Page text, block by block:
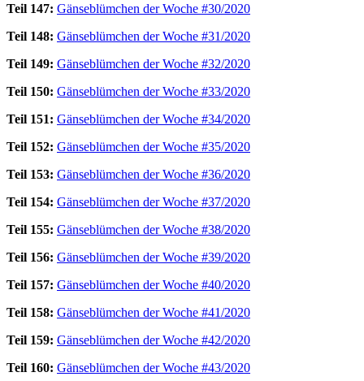
Teil 147: Gänseblümchen der Woche #30/2020
Teil 148: Gänseblümchen der Woche #31/2020
Teil 149: Gänseblümchen der Woche #32/2020
Teil 150: Gänseblümchen der Woche #33/2020
Teil 151: Gänseblümchen der Woche #34/2020
Teil 152: Gänseblümchen der Woche #35/2020
Teil 153: Gänseblümchen der Woche #36/2020
Teil 154: Gänseblümchen der Woche #37/2020
Teil 155: Gänseblümchen der Woche #38/2020
Teil 156: Gänseblümchen der Woche #39/2020
Teil 157: Gänseblümchen der Woche #40/2020
Teil 158: Gänseblümchen der Woche #41/2020
Teil 159: Gänseblümchen der Woche #42/2020
Teil 160: Gänseblümchen der Woche #43/2020